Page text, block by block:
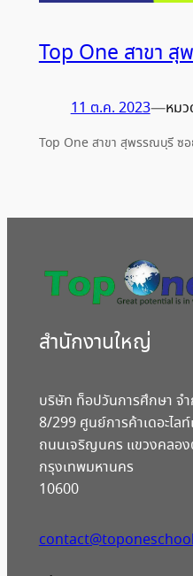
Top One สาขา สุ
11 ต.ค. 2023—หม
Top One สาขา สุพรรณบุรี ซ
สํานักงานใหญ่
บริษัท ท็อปวันการศึกษา จ
8/299 ศูนย์การค้าเดอะไล
ถนนเจริญนคร แขวงคลอง
กรุงเทพมหานคร
10600